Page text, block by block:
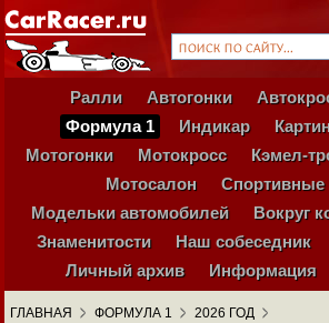
Ралли Автогонки
Формула 1
Индикар
Мотогонки
Мотокросс Кэмел-
Мотосалон
Модельки автомобилей
Вокруг
Знаменитости
Наш собеседник
Личный архив
Информация
ГЛАВНАЯ ФОРМУЛА 1
2026 ГОД